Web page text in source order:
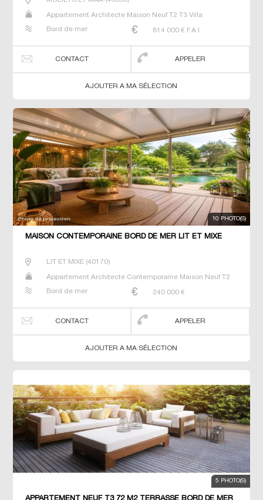
Appartement Architecte Maison Neuf T2 T3 Villa
Bord de mer 814 000 € F.A.I
CONTACT APPELER
AJOUTER A MA SÉLECTION
10 PHOTO(S)
MAISON CONTEMPORAINE BORD DE MER LIT ET MIXE
LIT ET MIXE(40170)
Appartement Architecte Contemporaine Maison Neuf T2
Bord de mer
240 000 €
CONTACT APPELER
AJOUTER A MA SÉLECTION
5 PHOTO(S)